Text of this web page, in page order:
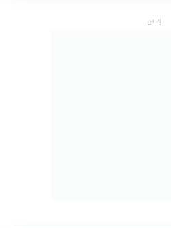
إعلان